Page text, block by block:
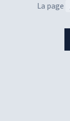
La page